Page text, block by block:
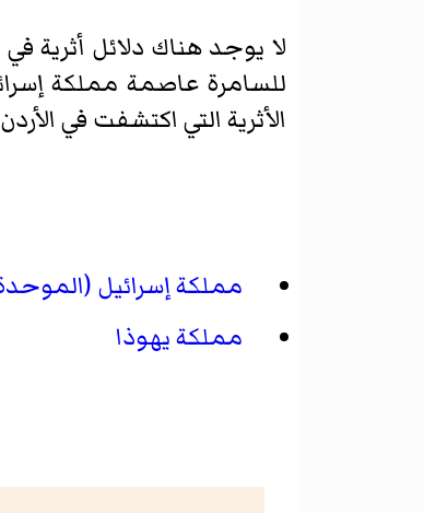
لا يوجد هناك دلائل أثرية
للسامرة عاصمة مملكة
الأثرية التي اكتشفت في
مملكة إسرائيل
مملكة يهوذا